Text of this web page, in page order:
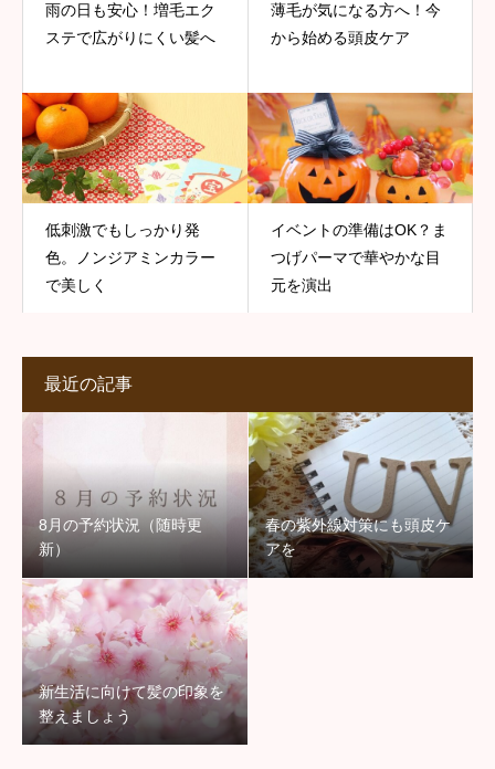
雨の日も安心！増毛エク
ステで広がりにくい髪へ
薄毛が気になる方へ！今
から始める頭皮ケア
低刺激でもしっかり発
色。ノンジアミンカラー
で美しく
イベントの準備はOK？ま
つげパーマで華やかな目
元を演出
最近の記事
8月の予約状況（随時更
新）
春の紫外線対策にも頭皮ケ
アを
新生活に向けて髪の印象を
整えましょう